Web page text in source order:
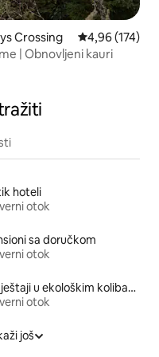
Crossing prosječna
4,96 (174)
| Obnovljeni kauri
hoteli
otok
sa doručkom
otok
Smještaji u ekološkim kolibama u prirodi
otok
još